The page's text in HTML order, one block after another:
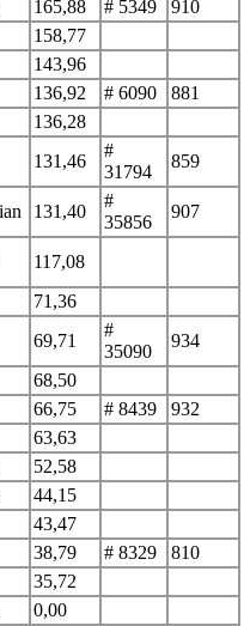
165,88 # 5349
910
158,77
143,96
136,92 # 6090
881
136,28
131,46
#
31794
859
131,40
#
35856
907
117,08
71,36
69,71
#
35090
934
68,50
66,75 # 8439
932
63,63
52,58
44,15
43,47
38,79 # 8329
810
35,72
0,00